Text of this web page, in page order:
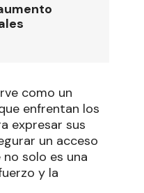
como un
enfrentan los
expresar sus
un acceso
solo es una
y la